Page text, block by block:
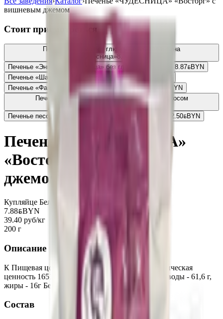
вишневым джемом
Стоит присмотреться
Печенье Энигма без глютена вкус апельсина
«Чудесница»8.87
Печенье «Энигма»«Чудесница» без глютена с вишней 8.87BYNBYN
Печенье «Шакер» без глютена «Чудесница»
Печенье «Фантазия » без глютена «Чудесница»
BYN
Печенье «Дольче Пеккато» без глютена с кокосом
«Чудесница»
BYN
2.50BYNBYN
Печенье «ЧУДЕСНИЦА»
«Восторг» с вишневым
джемом
Купляйце Беларускае
7.88BYNBYN
39.40 руб/кг
200 г
Описание
К Пищевая ценность на 100г продукта: энергетическая
ценность 1651 кдж / 394 ккал. белки - 0,7 г, углеводы - 61,6 г,
жиры - 16г Беларусь
Состав